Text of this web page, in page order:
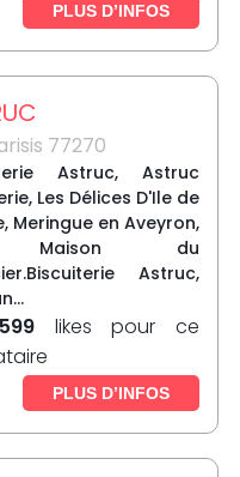
PLUS D’INFOS
77270
Astruc, Astruc
Les Délices D'Ile de
Meringue en Aveyron,
du
Astruc,
599 likes pour ce
PLUS D’INFOS